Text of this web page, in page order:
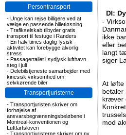
Persontransport
- Unge kan rejse billigere ved at
vælge en passende billetløsning
- Trafikselskab tilbyder gratis
transport til festuge i Randers
- En halv times daglig fysisk
aktivitet kan forebygge alvorlig
stress
- Passagertallet i sydjysk lufthavn
steg i juli
- Delebilstjeneste samarbejder med
kinesisk virksomhed om
selvkørende biler
Transportjuristerne
- Transportjuristen skriver om
forhøjelse af
ansvarsbegrænsningsbeløbene i
Montreal-konventionen og
Luftfartsloven
- Transportjuristerne skriver om ny
DI:
-
ikke
eller
langt
siger
At løfte
betaler
kræver
mod